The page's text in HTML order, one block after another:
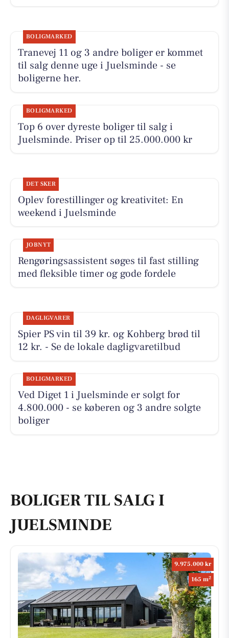
BOLIGMARKED
Tranevej 11 og 3 andre boliger er kommet
til salg denne uge i Juelsminde - se
boligerne her.
BOLIGMARKED
Top 6 over dyreste boliger til salg i
Juelsminde. Priser op til 25.000.000 kr
DET SKER
Oplev forestillinger og kreativitet: En
weekend i Juelsminde
JOBNYT
Rengøringsassistent søges til fast stilling
med fleksible timer og gode fordele
DAGLIGVARER
Spier PS vin til 39 kr. og Kohberg brød til
12 kr. - Se de lokale dagligvaretilbud
BOLIGMARKED
Ved Diget 1 i Juelsminde er solgt for
4.800.000 - se køberen og 3 andre solgte
boliger
BOLIGER TIL SALG I
JUELSMINDE
9.975.000 kr
165 m2